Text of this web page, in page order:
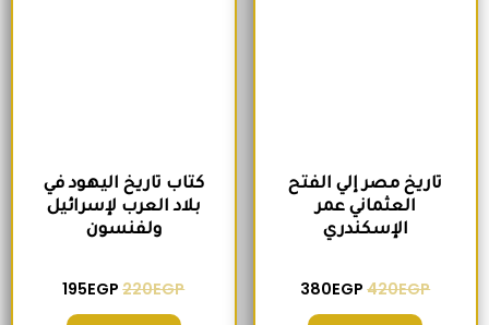
تاريخ مصر إلي الفتح
العثماني عمر
الإسكندري
420EGP
380EGP
كتاب تاريخ اليهود في
بلاد العرب لإسرائيل
ولفنسون
220EGP
195EGP